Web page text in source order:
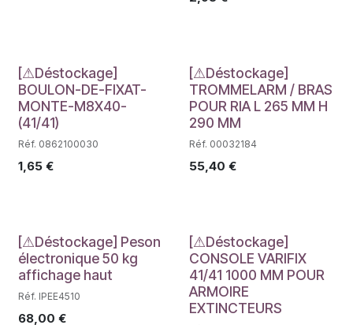
Déstockage
[⚠Déstockage]
BOULON-DE-FIXAT-
MONTE-M8X40-
(41/41)
Réf. 0862100030
1,65 €
Déstockage
[⚠Déstockage]
TROMMELARM / BRAS
POUR RIA L 265 MM H
290 MM
Réf. 00032184
55,40 €
Déstockage
[⚠Déstockage] Peson
électronique 50 kg
affichage haut
Réf. IPEE4510
68,00 €
Déstockage
[⚠Déstockage]
CONSOLE VARIFIX
41/41 1000 MM POUR
ARMOIRE
EXTINCTEURS